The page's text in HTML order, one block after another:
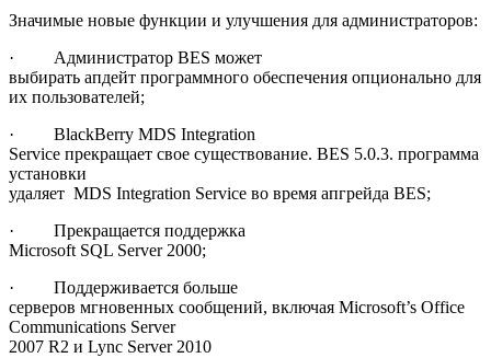
Значимые новые функции и улучшения для администраторов:
· Администратор BES может
выбирать апдейт программного обеспечения опционально для
их пользователей;
· BlackBerry MDS Integration
Service прекращает свое существование. BES 5.0.3. программа
установки
удаляет MDS Integration Service во время апгрейда BES;
· Прекращается поддержка
Microsoft SQL Server 2000;
· Поддерживается больше
серверов мгновенных сообщений, включая Microsoft’s Office
Communications Server
2007 R2 и Lync Server 2010